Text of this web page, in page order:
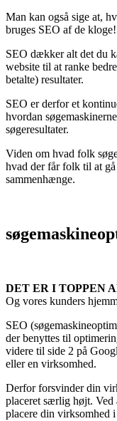
Man kan også sige at,
bruges SEO af de kloge!
SEO dækker alt det du
website til at ranke
betalte) resultater.
SEO er derfor et
hvordan
søgeresultater.
Viden om hvad folk
hvad der får folk til at
sammenhænge.
DET ER I TOPPEN
Og vores kunders
SEO
der benyttes til
videre til side 2 på
eller en virksomhed.
Derfor forsvinder din
placeret særlig højt. Ved
placere din virksomhed